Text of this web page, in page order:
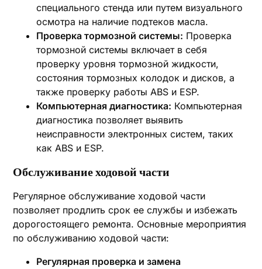
специального стенда или путем визуального
осмотра на наличие подтеков масла.
Проверка тормозной системы: Проверка
тормозной системы включает в себя
проверку уровня тормозной жидкости,
состояния тормозных колодок и дисков, а
также проверку работы ABS и ESP.
Компьютерная диагностика: Компьютерная
диагностика позволяет выявить
неисправности электронных систем, таких
как ABS и ESP.
Обслуживание ходовой части
Регулярное обслуживание ходовой части
позволяет продлить срок ее службы и избежать
дорогостоящего ремонта. Основные мероприятия
по обслуживанию ходовой части:
Регулярная проверка и замена